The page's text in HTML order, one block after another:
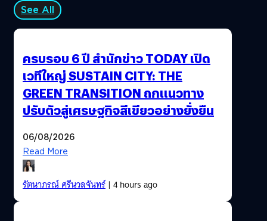
See All
ครบรอบ 6 ปี สำนักข่าว TODAY เปิด
เวทีใหญ่ SUSTAIN CITY: THE
GREEN TRANSITION ถกแนวทาง
ปรับตัวสู่เศรษฐกิจสีเขียวอย่างยั่งยืน
06/08/2026
Read More
รัตนาภรณ์ ศรีนวลจันทร์| 4 hours ago